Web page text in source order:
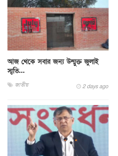
আজ থেকে সবার জন্য উন্মুক্ত জুলাই
স্মৃতি...
জাতীয় 2 days ago